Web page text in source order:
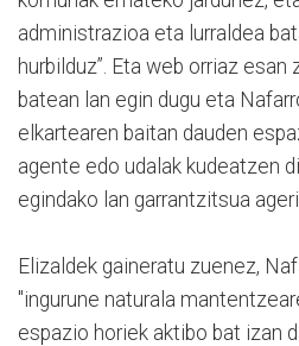
administrazioa eta lurraldea
hurbilduz”. Eta web orriaz esan
batean lan egin dugu eta
elkartearen baitan dauden
agente edo udalak kudeatzen
egindako lan garrantzitsua
Elizaldek gaineratu zuenez,
"ingurune naturala
espazio horiek aktibo bat izan